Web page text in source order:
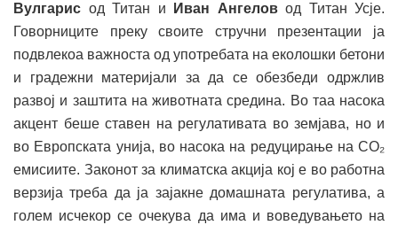
Вулгарис од Титан и Иван Ангеловод Титан Усје.
Говорниците преку своите стручни презентации ја
подвлекоа важноста од употребата на еколошки бетони
и градежни материјали за да се обезбеди одржлив
развој и заштита на животната средина. Во таа насока
акцент беше ставен на регулативата во земјава, но и
во Европската унија, во насока на редуцирање на CO₂
емисиите. Законот за климатска акција кој е во работна
верзија треба да ја зајакне домашната регулатива, а
голем исчекор се очекува да има и воведувањето на